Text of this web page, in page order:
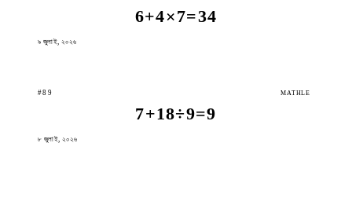
6+4×7=34
৯ জুলাই, ২০২৬
#89 MATHLE
7+18÷9=9
৮ জুলাই, ২০২৬